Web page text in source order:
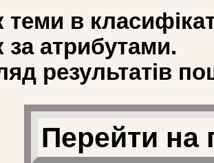
в
атрибутами.
результатів
Перейти на